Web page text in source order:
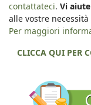
contattateci. Vi
alle vostre
Per maggiori
CLICCA QUI PER